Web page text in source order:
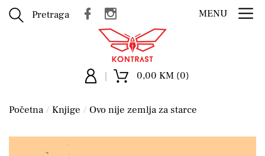
Pretraga MENU
0,00 KM (0)
Početna Knjige Ovo nije zemlja za starce